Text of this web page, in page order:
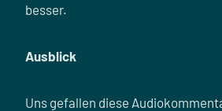
besser.
Ausblick
Uns gefallen diese